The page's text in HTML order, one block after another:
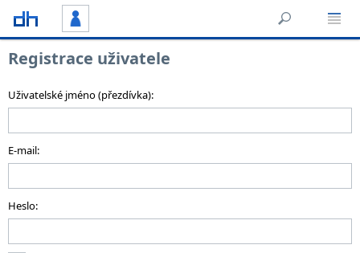
Registrace uživatele
Uživatelské jméno (přezdívka):
E-mail:
Heslo: